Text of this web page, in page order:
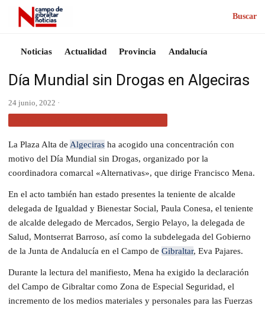
Buscar
Noticias Actualidad Provincia Andalucía
Día Mundial sin Drogas en Algeciras
24 junio, 2022 ·
La Plaza Alta de Algeciras ha acogido una concentración con
motivo del Día Mundial sin Drogas, organizado por la
coordinadora comarcal «Alternativas», que dirige Francisco Mena.
En el acto también han estado presentes la teniente de alcalde
delegada de Igualdad y Bienestar Social, Paula Conesa, el teniente
de alcalde delegado de Mercados, Sergio Pelayo, la delegada de
Salud, Montserrat Barroso, así como la subdelegada del Gobierno
de la Junta de Andalucía en el Campo de Gibraltar, Eva Pajares.
Durante la lectura del manifiesto, Mena ha exigido la declaración
del Campo de Gibraltar como Zona de Especial Seguridad, el
incremento de los medios materiales y personales para las Fuerzas